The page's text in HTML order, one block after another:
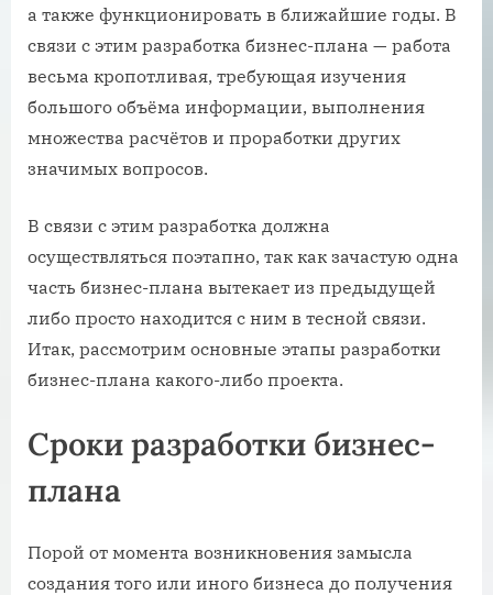
а также функционировать в ближайшие годы. В
связи с этим разработка бизнес-плана — работа
весьма кропотливая, требующая изучения
большого объёма информации, выполнения
множества расчётов и проработки других
значимых вопросов.
В связи с этим разработка должна
осуществляться поэтапно, так как зачастую одна
часть бизнес-плана вытекает из предыдущей
либо просто находится с ним в тесной связи.
Итак, рассмотрим основные этапы разработки
бизнес-плана какого-либо проекта.
Сроки разработки бизнес-
плана
Порой от момента возникновения замысла
создания того или иного бизнеса до получения